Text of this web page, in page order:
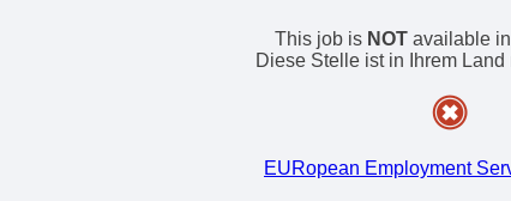
This job is NOT available
Diese Stelle ist in Ihrem Land
EURopean Employment